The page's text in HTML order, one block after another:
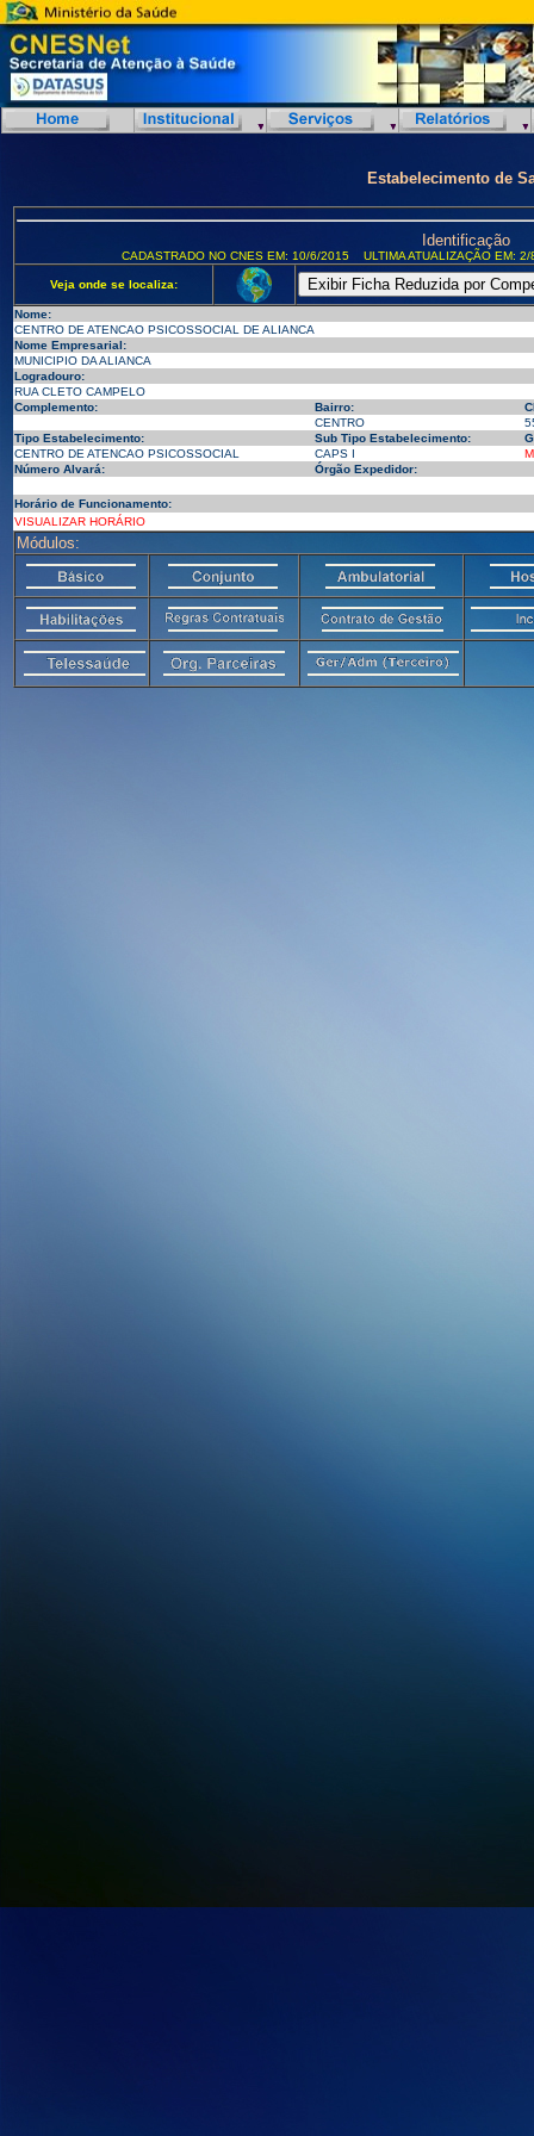
Estabelecimento de
Identificação
CADASTRADO NO CNES EM: 10/6/2015 ULTIMA ATUALIZAÇÃO EM:
Veja onde se localiza:
Nome:
CENTRO DE ATENCAO PSICOSSOCIAL DE ALIANCA
Nome Empresarial:
MUNICIPIO DA ALIANCA
Logradouro:
RUA CLETO CAMPELO
Complemento:
Bairro:
CENTRO
Tipo Estabelecimento:
Sub Tipo Estabelecimento:
CENTRO DE ATENCAO PSICOSSOCIAL
CAPS I
Número Alvará:
Órgão Expedidor:
Horário de Funcionamento:
VISUALIZAR HORÁRIO
Módulos: